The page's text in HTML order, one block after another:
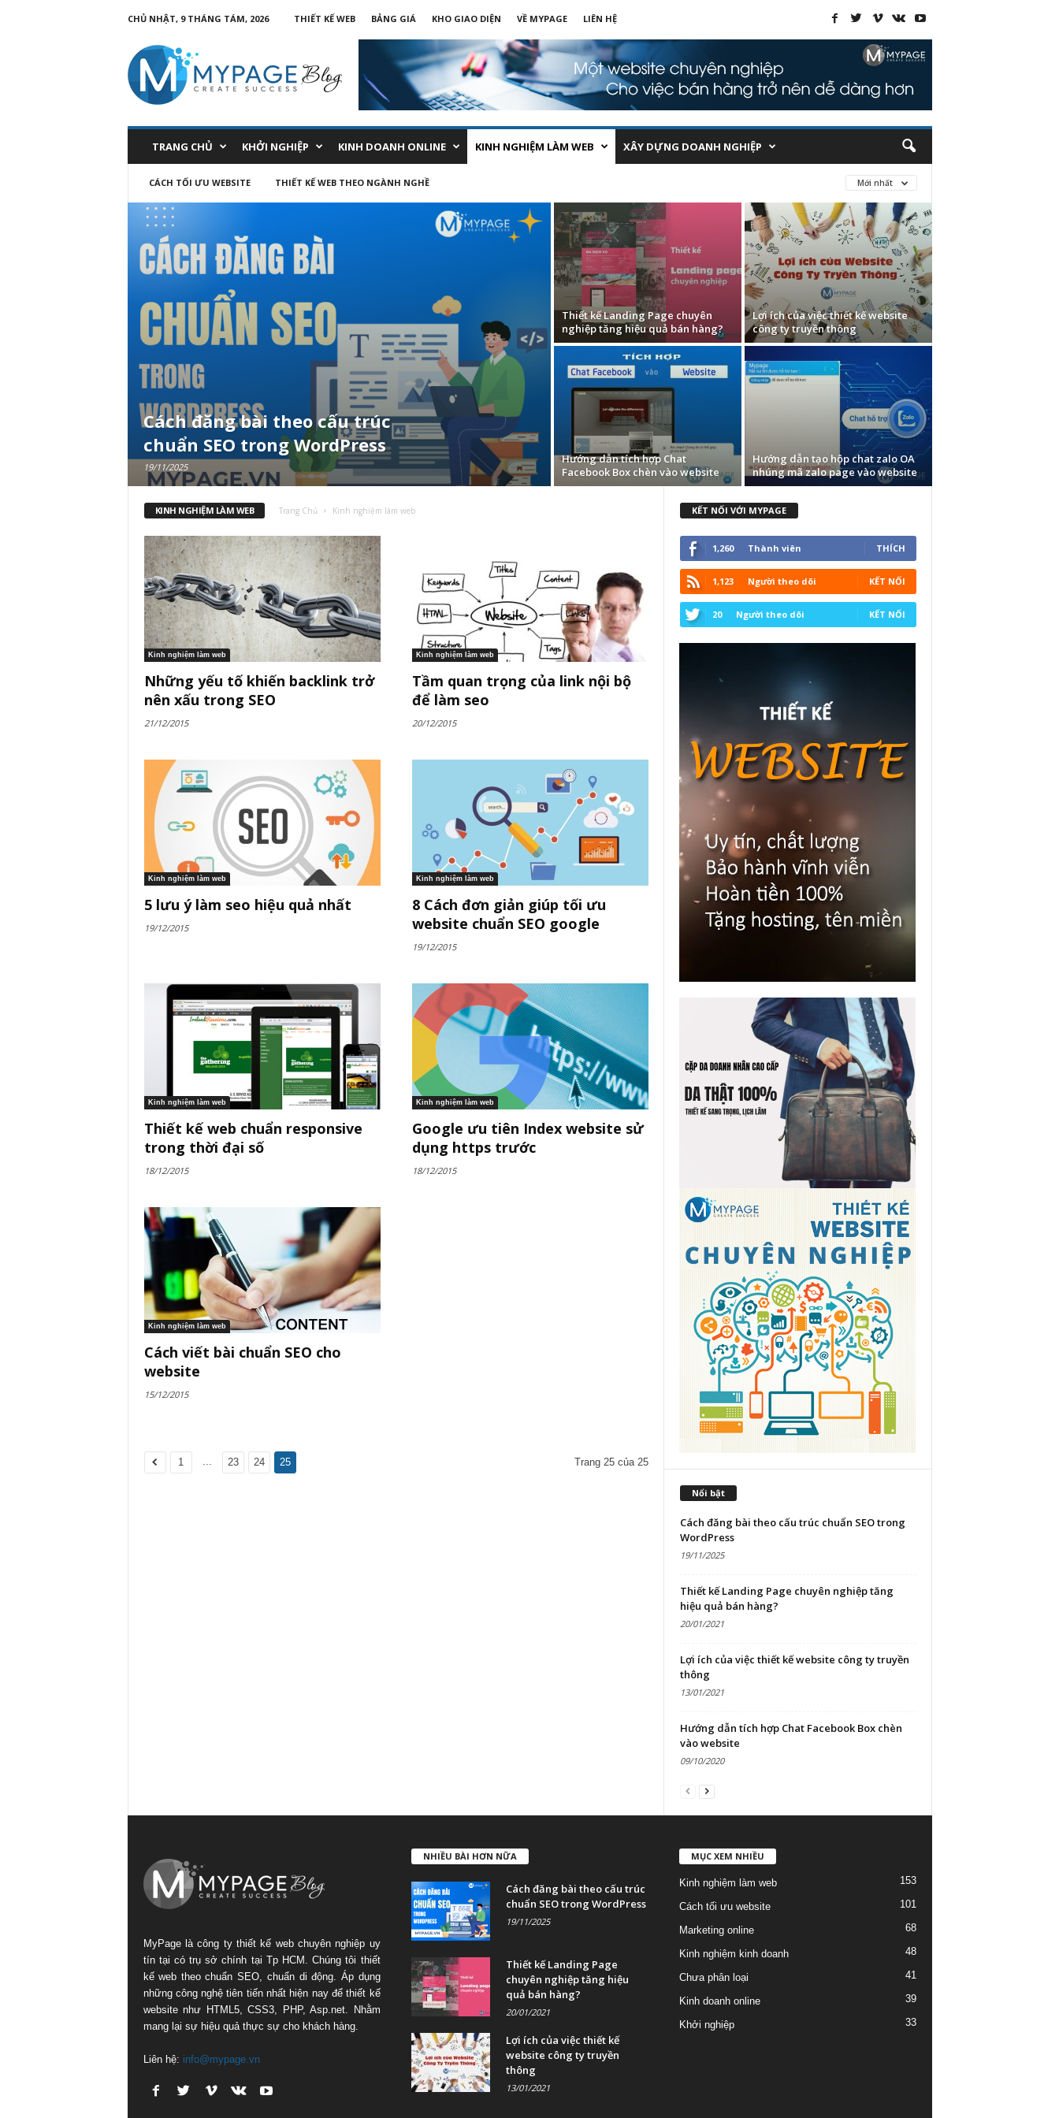
CHỦ NHẬT, 9 THÁNG TÁM, 2026 THIẾT KẾ WEB BẢNG GIÁ KHO GIAO DIỆN VỀ MYPAGE LIÊN HỆ
TRANG CHỦ KHỞI NGHIỆP KINH DOANH ONLINE KINH NGHIỆM LÀM WEB XÂY DỰNG DOANH NGHIỆP
CÁCH TỐI ƯU WEBSITE THIẾT KẾ WEB THEO NGÀNH NGHỀ Mới nhất
Cách đăng bài theo cấu trúc
chuẩn SEO trong WordPress
19/11/2025
Thiết kế Landing Page chuyên
nghiệp tăng hiệu quả bán hàng?
Lợi ích của việc thiết kế website
công ty truyền thông
Hướng dẫn tích hợp Chat
Facebook Box chèn vào website
Hướng dẫn tạo hộp chat zalo OA
nhúng mã zalo page vào website
KINH NGHIỆM LÀM WEB Trang Chủ Kinh nghiệm làm web
Kinh nghiệm làm web
Những yếu tố khiến backlink trở
nên xấu trong SEO
21/12/2015
Kinh nghiệm làm web
Tầm quan trọng của link nội bộ
để làm seo
20/12/2015
Kinh nghiệm làm web
5 lưu ý làm seo hiệu quả nhất
19/12/2015
Kinh nghiệm làm web
8 Cách đơn giản giúp tối ưu
website chuẩn SEO google
19/12/2015
Kinh nghiệm làm web
Thiết kế web chuẩn responsive
trong thời đại số
18/12/2015
Kinh nghiệm làm web
Google ưu tiên Index website sử
dụng https trước
18/12/2015
Kinh nghiệm làm web
Cách viết bài chuẩn SEO cho
website
15/12/2015
1 ... 23 24 25 Trang 25 của 25
KẾT NỐI VỚI MYPAGE
1,260 Thành viên THÍCH
1,123 Người theo dõi KẾT NỐI
20 Người theo dõi KẾT NỐI
Nổi bật
Cách đăng bài theo cấu trúc chuẩn SEO trong
WordPress
19/11/2025
Thiết kế Landing Page chuyên nghiệp tăng
hiệu quả bán hàng?
20/01/2021
Lợi ích của việc thiết kế website công ty truyền
thông
13/01/2021
Hướng dẫn tích hợp Chat Facebook Box chèn
vào website
09/10/2020
MyPage là công ty thiết kế web chuyên nghiệp uy
tín tại có trụ sở chính tại Tp HCM. Chúng tôi thiết
kế web theo chuẩn SEO, chuẩn di động. Áp dụng
những công nghệ tiên tiến nhất hiện nay để thiết kế
website như HTML5, CSS3, PHP, Asp.net. Nhằm
mang lại sự hiệu quả thực sự cho khách hàng.
Liên hệ: info@mypage.vn
NHIỀU BÀI HƠN NỮA
Cách đăng bài theo cấu trúc
chuẩn SEO trong WordPress
19/11/2025
Thiết kế Landing Page
chuyên nghiệp tăng hiệu
quả bán hàng?
20/01/2021
Lợi ích của việc thiết kế
website công ty truyền
thông
13/01/2021
MỤC XEM NHIỀU
Kinh nghiệm làm web 153
Cách tối ưu website 101
Marketing online 68
Kinh nghiệm kinh doanh 48
Chưa phân loại 41
Kinh doanh online 39
Khởi nghiệp 33